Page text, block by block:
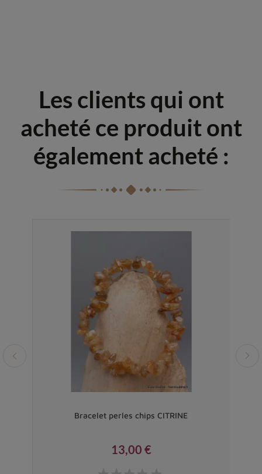
Les clients qui ont
acheté ce produit ont
également acheté :
Bracelet perles chips CITRINE
13,00 €